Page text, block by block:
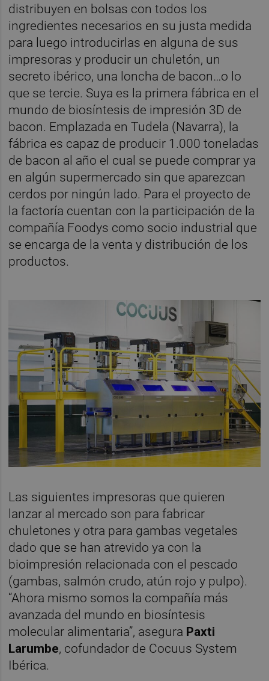
distribuyen en bolsas con todos los
ingredientes necesarios en su justa medida
para luego introducirlas en alguna de sus
impresoras y producir un chuletón, un
secreto ibérico, una loncha de bacon…o lo
que se tercie. Suya es la primera fábrica en el
mundo de biosíntesis de impresión 3D de
bacon. Emplazada en Tudela (Navarra), la
fábrica es capaz de producir 1.000 toneladas
de bacon al año el cual se puede comprar ya
en algún supermercado sin que aparezcan
cerdos por ningún lado. Para el proyecto de
la factoría cuentan con la participación de la
compañía Foodys como socio industrial que
se encarga de la venta y distribución de los
productos.
Las siguientes impresoras que quieren
lanzar al mercado son para fabricar
chuletones y otra para gambas vegetales
dado que se han atrevido ya con la
bioimpresión relacionada con el pescado
(gambas, salmón crudo, atún rojo y pulpo).
“Ahora mismo somos la compañía más
avanzada del mundo en biosíntesis
molecular alimentaria”, asegura Paxti
Larumbe, cofundador de Cocuus System
Ibérica.